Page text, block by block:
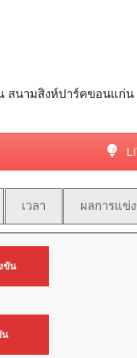
นามสิงห์ปาร์คขอนแก่น
เวลา ผลการแข่
ขัน
น